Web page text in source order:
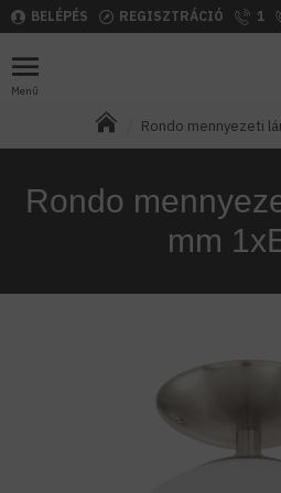
BELÉPÉS REGISZTRÁCIÓ 1
Rondo mennyezeti
Rondo
mm